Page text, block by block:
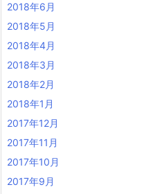
2018年6月
2018年5月
2018年4月
2018年3月
2018年2月
2018年1月
2017年12月
2017年11月
2017年10月
2017年9月